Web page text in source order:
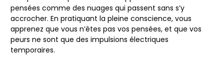
pensées comme des nuages qui passent sans s’y
accrocher. En pratiquant la pleine conscience, vous
apprenez que vous n’êtes pas vos pensées, et que vos
peurs ne sont que des impulsions électriques
temporaires.